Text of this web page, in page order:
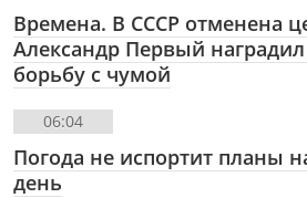
Времена. В СССР отменена
Александр Первый наградил
борьбу с чумой
06:04
Погода не испортит планы
день